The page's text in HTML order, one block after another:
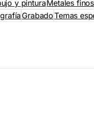
y pinturaMetales finos
GrabadoTemas